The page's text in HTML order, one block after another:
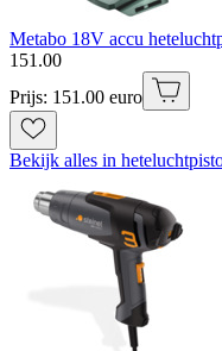
Metabo 18V accu
151 .00
Prijs: 151.00 euro
Bekijk alles in